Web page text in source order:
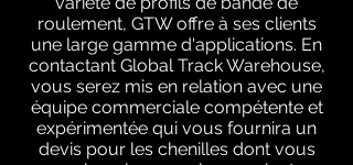
roulement, GTW offre à ses clients
une large gamme d'applications. En
contactant Global Track Warehouse,
vous serez mis en relation avec une
équipe commerciale compétente et
expérimentée qui vous fournira un
devis pour les chenilles dont vous